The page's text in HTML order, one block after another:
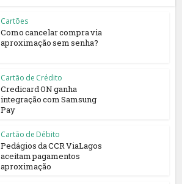
Cartões
Como cancelar compra via
aproximação sem senha?
Cartão de Crédito
Credicard ON ganha
integração com Samsung
Pay
Cartão de Débito
Pedágios da CCR ViaLagos
aceitam pagamentos
aproximação